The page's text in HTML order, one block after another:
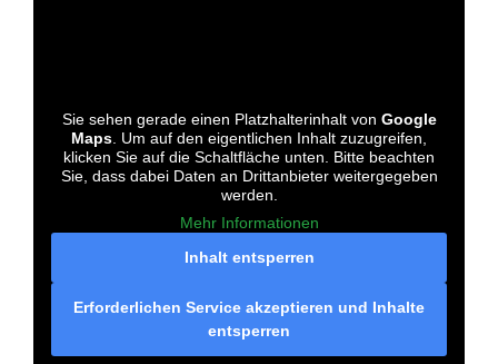
Sie sehen gerade einen Platzhalterinhalt von Google
Maps. Um auf den eigentlichen Inhalt zuzugreifen,
klicken Sie auf die Schaltfläche unten. Bitte beachten
Sie, dass dabei Daten an Drittanbieter weitergegeben
werden.
Mehr Informationen
Inhalt entsperren
Erforderlichen Service akzeptieren und Inhalte
entsperren